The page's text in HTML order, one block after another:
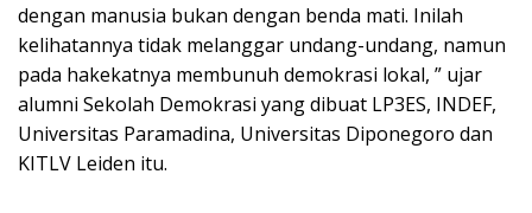
dengan manusia bukan dengan benda mati. Inilah
kelihatannya tidak melanggar undang-undang, namun
pada hakekatnya membunuh demokrasi lokal, ” ujar
alumni Sekolah Demokrasi yang dibuat LP3ES, INDEF,
Universitas Paramadina, Universitas Diponegoro dan
KITLV Leiden itu.